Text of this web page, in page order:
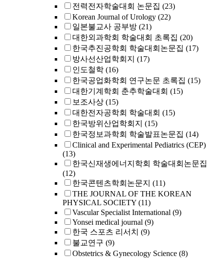
전력전자학술대회 논문집 (23)
Korean Journal of Urology (22)
일본불교사 공부방 (21)
대한외과학회 학술대회 초록집 (20)
한국추진공학회 학술대회논문집 (17)
방사선산업학회지 (17)
인도철학 (16)
한국공업화학회 연구논문 초록집 (15)
대한기계학회 춘추학술대회 (15)
보조사상 (15)
대한전자공학회 학술대회 (15)
한국방위산업학회지 (15)
한국정보과학회 학술발표논문집 (14)
Clinical and Experimental Pediatrics (CEP)
(13)
한국신재생에너지학회 학술대회논문집
(12)
한국콘텐츠학회논문지 (11)
THE JOURNAL OF THE KOREAN
PHYSICAL SOCIETY (11)
Vascular Specialist International (9)
Yonsei medical journal (9)
한국 스포츠 리서치 (9)
불교연구 (9)
Obstetrics & Gynecology Science (8)